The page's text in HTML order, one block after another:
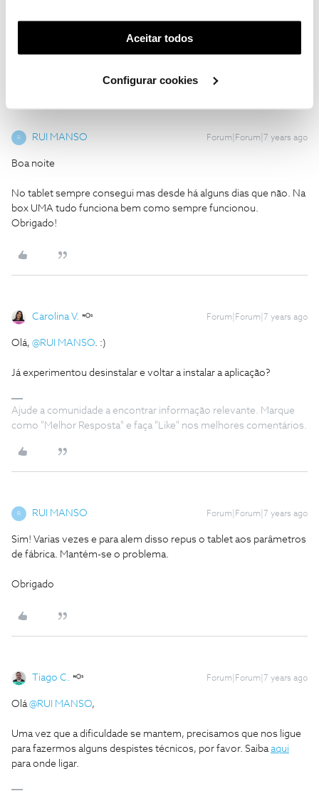
funcionalidade) e adaptar anúncios aos seus interesses
(cookies de publicidade personalizada). Pode gerir a
utilização dos cookies clicando em "Configurar
Aceitar todos
Configurar cookies
qual é o serviço que tens em casa?
R RUI MANSO Forum|Forum|7 years ago
Boa noite
No tablet sempre consegui mas desde há alguns dias que não. Na
box UMA tudo funciona bem como sempre funcionou.
Obrigado!
Carolina V. Forum|Forum|7 years ago
Olá, @RUI MANSO. :)
Já experimentou desinstalar e voltar a instalar a aplicação?
Ajude a comunidade a encontrar informação relevante. Marque
como "Melhor Resposta" e faça "Like" nos melhores comentários.
R RUI MANSO Forum|Forum|7 years ago
Sim! Varias vezes e para alem disso repus o tablet aos parâmetros
de fábrica. Mantém-se o problema.
Obrigado
Tiago C. Forum|Forum|7 years ago
Olá@RUI MANSO,
Uma vez que a dificuldade se mantem, precisamos que nos ligue
para fazermos alguns despistes técnicos, por favor. Saibaaqui
para onde ligar.